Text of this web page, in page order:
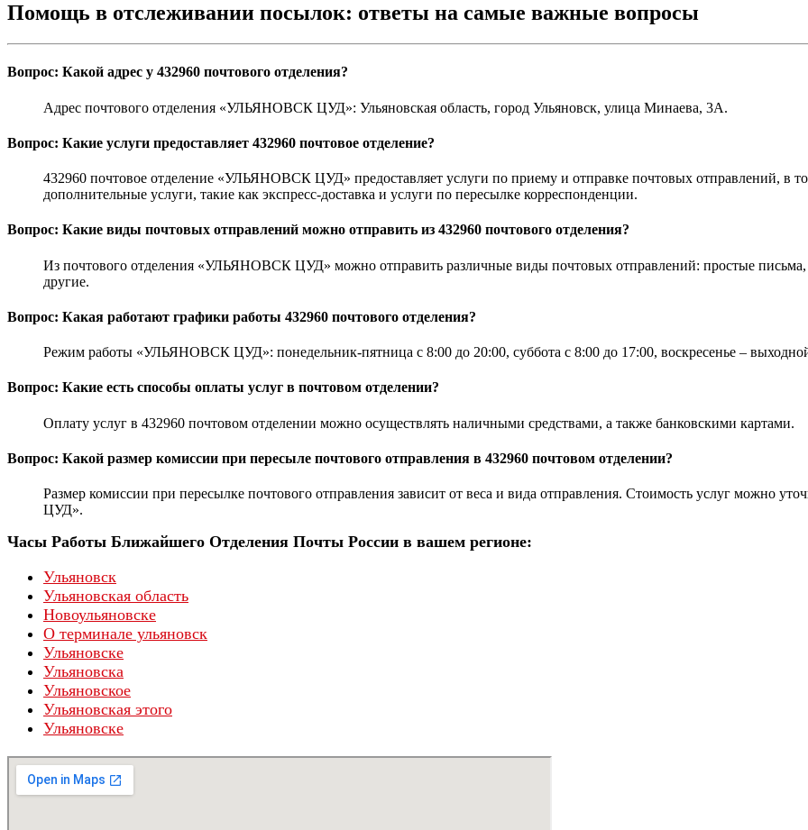
Помощь в отслеживании посылок: ответы на самые важные вопросы
Вопрос: Какой адрес у 432960 почтового отделения?
Адрес почтового отделения «УЛЬЯНОВСК ЦУД»: Ульяновская область, город Ульяновск, улица Минаева, 3А.
Вопрос: Какие услуги предоставляет 432960 почтовое отделение?
432960 почтовое отделение «УЛЬЯНОВСК ЦУД» предоставляет услуги по приему и отправке почтовых отправлений, в
дополнительные услуги, такие как экспресс-доставка и услуги по пересылке корреспонденции.
Вопрос: Какие виды почтовых отправлений можно отправить из 432960 почтового отделения?
Из почтового отделения «УЛЬЯНОВСК ЦУД» можно отправить различные виды почтовых отправлений: простые
другие.
Вопрос: Какая работают графики работы 432960 почтового отделения?
Режим работы «УЛЬЯНОВСК ЦУД»: понедельник-пятница с 8:00 до 20:00, суббота с 8:00 до 17:00, воскресенье –
Вопрос: Какие есть способы оплаты услуг в почтовом отделении?
Оплату услуг в 432960 почтовом отделении можно осуществлять наличными средствами, а также банковскими картами.
Вопрос: Какой размер комиссии при пересыле почтового отправления в 432960 почтовом отделении?
Размер комиссии при пересылке почтового отправления зависит от веса и вида отправления. Стоимость услуг можно
ЦУД».
Часы Работы Ближайшего Отделения Почты России в вашем регионе:
Ульяновск
Ульяновская область
Новоульяновске
О терминале ульяновск
Ульяновске
Ульяновска
Ульяновское
Ульяновская этого
Ульяновскe